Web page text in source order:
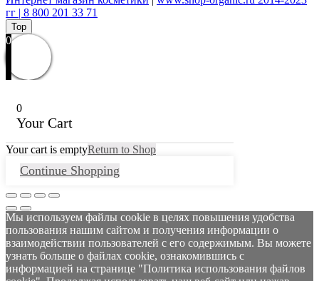
гг | 8 800 201 33 71
Top
0
0
Your Cart
Your cart is emptyReturn to Shop
Continue Shopping
Мы используем файлы cookie в целях повышения удобства
пользования нашим сайтом и получения информации о
взаимодействии пользователей с его содержимым. Вы можете
узнать больше о файлах cookie, ознакомившись с
информацией на странице "Политика использования файлов